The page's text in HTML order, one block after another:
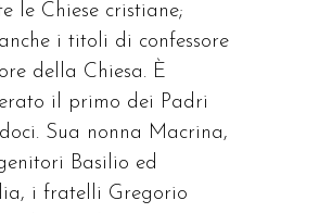
le Chiese cristiane;
i titoli di confessore
della Chiesa. È
il primo dei Padri
Sua nonna Macrina,
Basilio ed
i fratelli Gregorio